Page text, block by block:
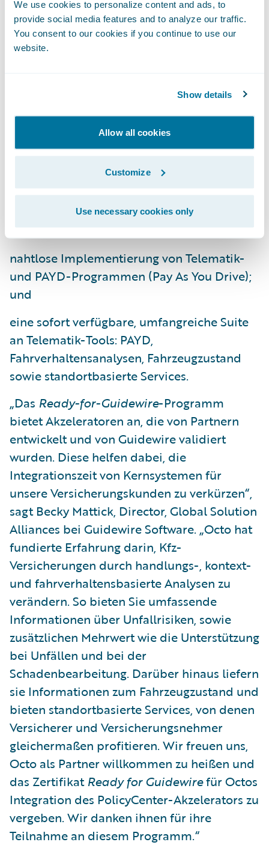
We use cookies to personalize content and ads, to
provide social media features and to analyze our traffic.
You consent to our cookies if you continue to use our
website.
Show details
Allow all cookies
Customize
Use necessary cookies only
Potenzial eines Telematik-Programms
ausschöpfen und von der Datenanalyse der
größten und erfahrensten Telematik-
nutzen, um Kundenservice,–interaktion,–
bindung und -loyalität zu erhöhen.
DerReady-for-Guidewire-Akzelerator von
Octo wird ständig weiterentwickelt und
bietet Versicherern derzeit folgende Vorteile:
schnellere Markteinführungen;
nahtlose Implementierung von Telematik-
und PAYD-Programmen (Pay As You Drive);
und
eine sofort verfügbare, umfangreiche Suite
an Telematik-Tools: PAYD,
Fahrverhaltensanalysen, Fahrzeugzustand
sowie standortbasierte Services.
„Das Ready-for-Guidewire-Programm
bietet Akzeleratoren an, die von Partnern
entwickelt und von Guidewire validiert
wurden. Diese helfen dabei, die
Integrationszeit von Kernsystemen für
unsere Versicherungskunden zu verkürzen“,
sagt Becky Mattick, Director, Global Solution
Alliances bei Guidewire Software. „Octo hat
fundierte Erfahrung darin, Kfz-
Versicherungen durch handlungs-, kontext-
und fahrverhaltensbasierte Analysen zu
verändern. So bieten Sie umfassende
Informationen über Unfallrisiken, sowie
zusätzlichen Mehrwert wie die Unterstützung
bei Unfällen und bei der
Schadenbearbeitung. Darüber hinaus liefern
sie Informationen zum Fahrzeugzustand und
bieten standortbasierte Services, von denen
Versicherer und Versicherungsnehmer
gleichermaßen profitieren. Wir freuen uns,
Octo als Partner willkommen zu heißen und
das Zertifikat Ready for Guidewirefür Octos
Integration des PolicyCenter-Akzelerators zu
vergeben. Wir danken ihnen für ihre
Teilnahme an diesem Programm.“